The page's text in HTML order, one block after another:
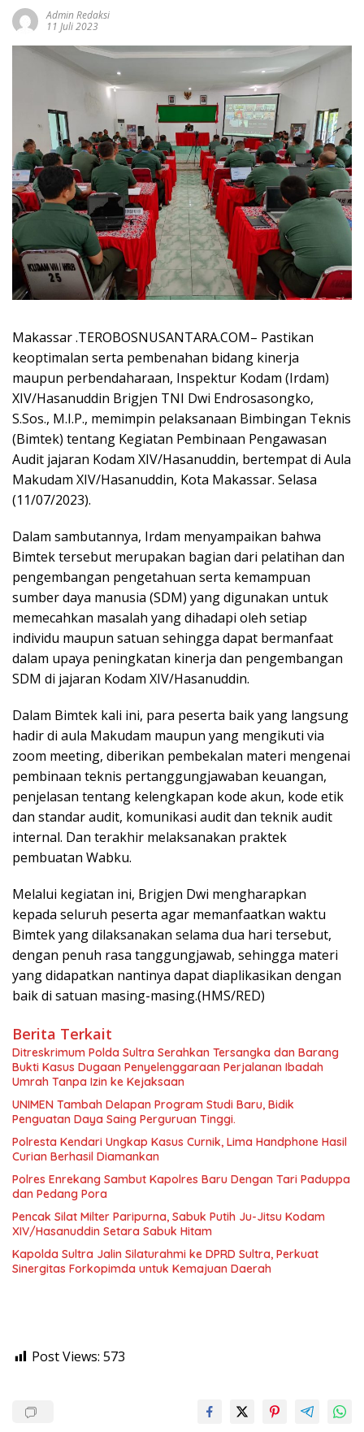
Admin Redaksi
11 Juli 2023
Makassar .TEROBOSNUSANTARA.COM– Pastikan
keoptimalan serta pembenahan bidang kinerja
maupun perbendaharaan, Inspektur Kodam (Irdam)
XIV/Hasanuddin Brigjen TNI Dwi Endrosasongko,
S.Sos., M.I.P., memimpin pelaksanaan Bimbingan Teknis
(Bimtek) tentang Kegiatan Pembinaan Pengawasan
Audit jajaran Kodam XIV/Hasanuddin, bertempat di Aula
Makudam XIV/Hasanuddin, Kota Makassar. Selasa
(11/07/2023).
Dalam sambutannya, Irdam menyampaikan bahwa
Bimtek tersebut merupakan bagian dari pelatihan dan
pengembangan pengetahuan serta kemampuan
sumber daya manusia (SDM) yang digunakan untuk
memecahkan masalah yang dihadapi oleh setiap
individu maupun satuan sehingga dapat bermanfaat
dalam upaya peningkatan kinerja dan pengembangan
SDM di jajaran Kodam XIV/Hasanuddin.
Dalam Bimtek kali ini, para peserta baik yang langsung
hadir di aula Makudam maupun yang mengikuti via
zoom meeting, diberikan pembekalan materi mengenai
pembinaan teknis pertanggungjawaban keuangan,
penjelasan tentang kelengkapan kode akun, kode etik
dan standar audit, komunikasi audit dan teknik audit
internal. Dan terakhir melaksanakan praktek
pembuatan Wabku.
Melalui kegiatan ini, Brigjen Dwi mengharapkan
kepada seluruh peserta agar memanfaatkan waktu
Bimtek yang dilaksanakan selama dua hari tersebut,
dengan penuh rasa tanggungjawab, sehingga materi
yang didapatkan nantinya dapat diaplikasikan dengan
baik di satuan masing-masing.(HMS/RED)
Berita Terkait
Ditreskrimum Polda Sultra Serahkan Tersangka dan Barang
Bukti Kasus Dugaan Penyelenggaraan Perjalanan Ibadah
Umrah Tanpa Izin ke Kejaksaan
UNIMEN Tambah Delapan Program Studi Baru, Bidik
Penguatan Daya Saing Perguruan Tinggi.
Polresta Kendari Ungkap Kasus Curnik, Lima Handphone Hasil
Curian Berhasil Diamankan
Polres Enrekang Sambut Kapolres Baru Dengan Tari Paduppa
dan Pedang Pora
Pencak Silat Milter Paripurna, Sabuk Putih Ju-Jitsu Kodam
XIV/Hasanuddin Setara Sabuk Hitam
Kapolda Sultra Jalin Silaturahmi ke DPRD Sultra, Perkuat
Sinergitas Forkopimda untuk Kemajuan Daerah
Post Views: 573